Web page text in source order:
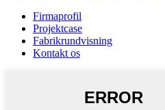
Firmaprofil
Projektcase
Fabrikrundvisning
Kontakt os